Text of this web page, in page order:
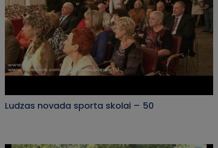
Ludzas novada sporta skolai – 50